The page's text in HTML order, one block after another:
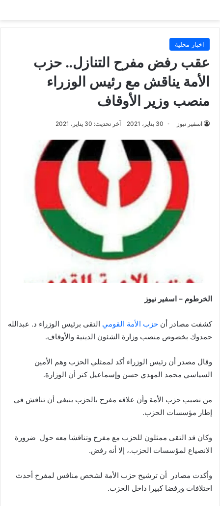
اخبار محلية
عقب رفض مفرح التنازل.. حزب
الأمة يناقش مع رئيس الوزراء
منصب وزير الأوقاف
اسفير نيوز 30 يناير، 2021 آخر تحديث: 30 يناير، 2021
الخرطوم – اسفير نيوز
كشفت مصادر أن حزب الأمة القومي التقى برئيس الوزراء د. عبدالله
حمدوك بخصوص منصب وزارة الشئون الدينية والأوقاف.
وقال مصدر أن رئيس الوزراء أكد لممثلي الحزب وهم الأمين
السياسي محمد المهدي حسن وإسماعيل كتر أن الوزارة.
من نصيب حزب الأمة وأن علاقه مفرح بالحزب ينبغي أن تناقش في
إطار مؤسسات الحزب.
وكان قد التقى ممثلون للحزب مع مفرح وتناقشا معه حول ضرورة
الانصياع لمؤسسات الحزب.، إلا أنه رفض.
وأكدت مصادر أن ترشيح حزب الأمة لشخص منافس لمفرح أحدث
اختلافات ورفضا كبيرا داخل الحزب.